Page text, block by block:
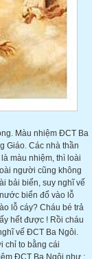
Màu nhiệm ĐCT Ba
Giáo. Các nhà thần
màu nhiệm, thì loài
người cũng không
bải biển, suy nghĩ vế
biển đổ vào lỗ
lỗ cáy? Cháu bé trả
hết được ! Rồi cháu
vế ĐCT Ba Ngôi.
chỉ to bằng cái
ĐCT Ba Ngôi như :